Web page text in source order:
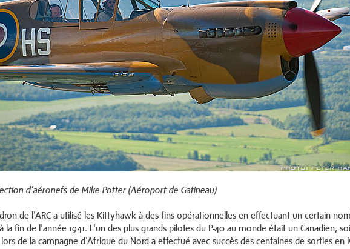
d’aéronefs de Mike Potter (Aéroport de Gatineau)
de l'ARC a utilisé les Kittyhawk à des fins opérationnelles en effectuant un certain
la fin de l'année 1941. L'un des plus grands pilotes du P-40 au monde était un Canadien,
lors de la campagne d'Afrique du Nord a effectué avec succès des centaines de sorties